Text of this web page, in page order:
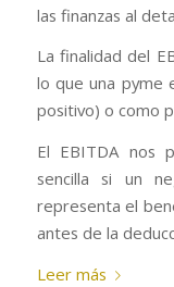
las finanzas al
La finalidad del
lo que una pyme
positivo) o como
El EBITDA nos
sencilla si un
representa el
antes de la
Leer más